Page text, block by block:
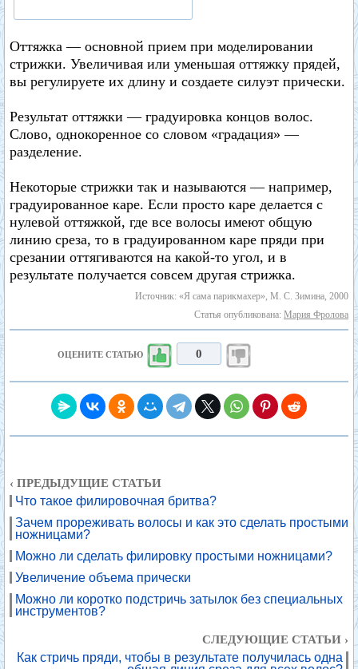
Оттяжка — основной прием при моделировании
стрижки. Увеличивая или уменьшая оттяжку прядей,
вы регулируете их длину и создаете силуэт прически.
Результат оттяжки — градуировка концов волос.
Слово, однокоренное со словом «градация» —
разделение.
Некоторые стрижки так и называются — например,
градуированное каре. Если просто каре делается с
нулевой оттяжкой, где все волосы имеют общую
линию среза, то в градуированном каре пряди при
срезании оттягиваются на какой-то угол, и в
результате получается совсем другая стрижка.
Источник: «Я сама парикмахер», М. С. Зимина, 2000
Статья опубликована: Мария Фролова
ОЦЕНИТЕ СТАТЬЮ 0
‹ ПРЕДЫДУЩИЕ СТАТЬИ
Что такое филировочная бритва?
Зачем прореживать волосы и как это сделать простыми
ножницами?
Можно ли сделать филировку простыми ножницами?
Увеличение объема прически
Можно ли коротко подстричь затылок без специальных
инструментов?
СЛЕДУЮЩИЕ СТАТЬИ ›
Как стричь пряди, чтобы в результате получилась одна